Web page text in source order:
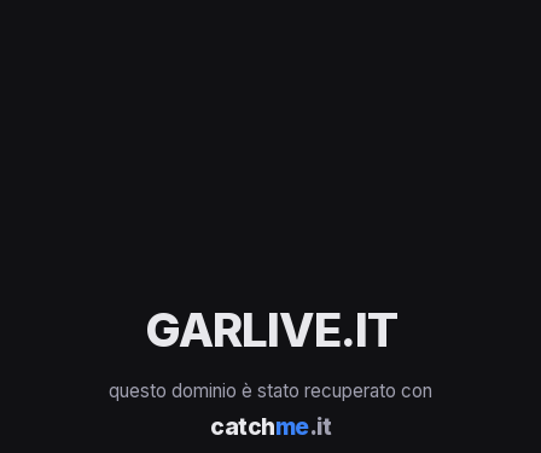
GARLIVE.IT
questo dominio è stato recuperato con
catchme.it